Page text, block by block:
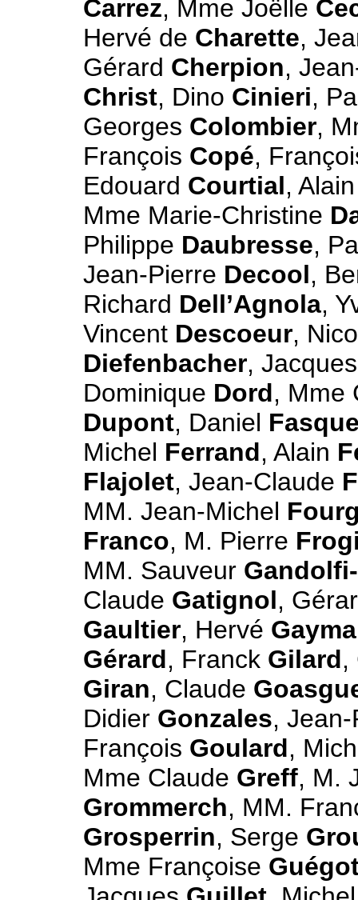
Carrez, Mme Joëlle
Hervé de Charette,
Gérard Cherpion,
Christ, Dino Cinieri,
Georges Colombier,
François Copé,
Edouard Courtial,
Mme Marie-Christine
Philippe Daubresse,
Jean-Pierre Decool,
Richard Dell’Agnola,
Vincent Descoeur,
Diefenbacher,
Dominique Dord, Mme
Dupont, Daniel
Michel Ferrand, Alain
Flajolet, Jean-Claude
MM. Jean-Michel
Franco, M. Pierre
MM. Sauveur
Claude Gatignol,
Gaultier, Hervé
Gérard, Franck Gilard,
Giran, Claude
Didier Gonzales,
François Goulard,
Mme Claude Greff, M.
Grommerch, MM.
Grosperrin, Serge
Mme Françoise